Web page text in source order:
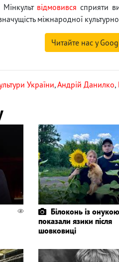
відмовився сприяти
міжнародної
Читайте нас у
України,Андрій Данилко,
Білоконь із онукою
показали язики після
шовковиці